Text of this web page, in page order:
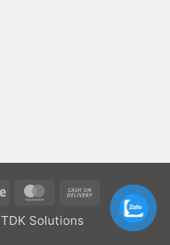
Stripe MasterCard
Cash
On
Delivery
TDK Solutions